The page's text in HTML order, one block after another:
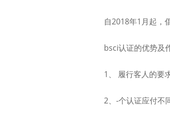
自2018年1月起，
bsci认证的优势及
1、 履行客人的要
2、-个认证应付不